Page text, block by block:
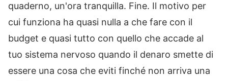
quaderno, un'ora tranquilla. Fine. Il motivo per
cui funziona ha quasi nulla a che fare con il
budget e quasi tutto con quello che accade al
tuo sistema nervoso quando il denaro smette di
essere una cosa che eviti finché non arriva una